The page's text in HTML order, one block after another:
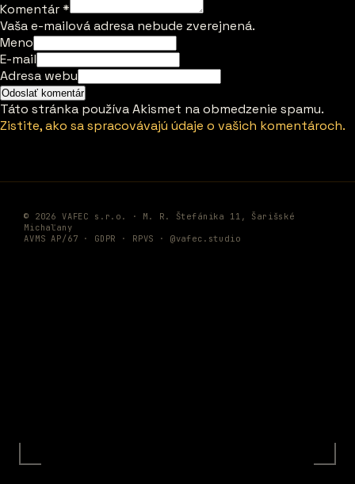
Komentár*
Vaša e-mailová adresa nebude zverejnená.
Meno
E-mail
Adresa webu
Táto stránka používa Akismet na obmedzenie spamu.
Zistite, ako sa spracovávajú údaje o vašich komentároch.
© 2026 VAFEC s.r.o. · M. R. Štefánika 11, Šarišské
Michaľany
AVMS AP/67 · GDPR · RPVS · @vafec.studio